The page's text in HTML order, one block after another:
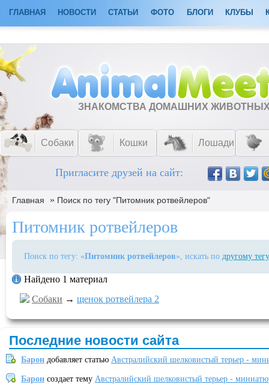
ГЛАВНАЯ НОВОСТИ СТАТЬИ ФОТО БЛОГИ КЛУБЫ
ЗНАКОМСТВА ДОМАШНИХ
Собаки Кошки Лошади
Пригласите друзей на сайт:
Главная » Поиск по тегу "Питомник ротвейлеров"
Питомник ротвейлеров
Поиск по тегу: «Питомник ротвейлеров», искать по другому тегу
Найдено 1 материал
Собаки → щенок ротвейлера 2
Последние новости сайта
Барон добавляет статью Австралийский шелковистый терьер -
Барон создает тему Австралийский шелковистый терьер -